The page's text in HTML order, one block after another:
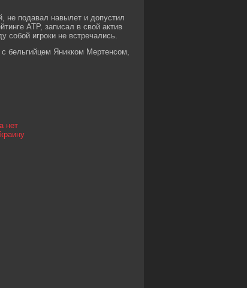
не подавал навылет и допустил
АТР, записал в свой актив
игроки не встречались.
бельгийцем Яникком Мертенсом,
нет